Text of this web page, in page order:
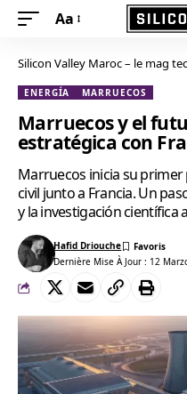
Aa
Silicon Valley Maroc – le mag
ENERGÍA MARRUECOS
Marruecos y el
estratégica con
Marruecos inicia su
civil junto a Francia. Un
y la investigación científica
Dernière Mise À Jour : 12
Hafid Driouche